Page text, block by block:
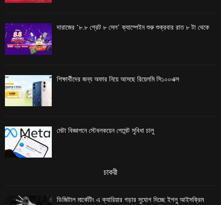
দারাজের ‘৮.৮ গ্রেট ৮ সেল’ ক্যাম্পেইন শুরু শুক্রবার রাত ৮ টা থেকে
শিক্ষার্থীদের জন্য অফার নিয়ে আসছে রিয়েলমি সি১০০এক্স
মেটা বিজ্ঞাপনে স্টেবলকয়েন পেমেন্ট সুবিধা চালু
চাকরী
ডিজিটাল মার্কেটিং এ ক্যারিয়ার গড়ার সুযোগ দিচ্ছে ইগলু আইসক্রিম